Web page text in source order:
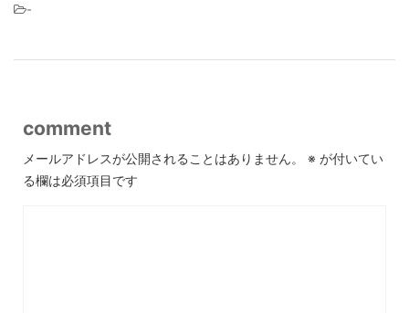
-
comment
メールアドレスが公開されることはありません。 ※ が付いてい
る欄は必須項目です